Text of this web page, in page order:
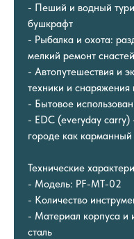
- Пеший и водный
бушкрафт
- Рыбалка и охота:
мелкий ремонт снастей
- Автопутешествия и
техники и снаряжения
- Бытовое
- EDC (everyday
городе как
Технические
- Модель: PF-MT-02
- Количество
- Материал корпуса и
сталь